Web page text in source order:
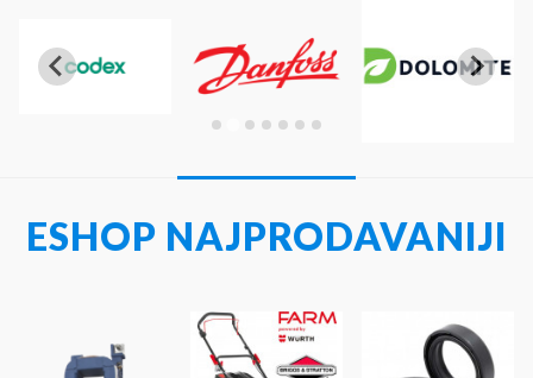
ESHOP NAJPRODAVANIJI